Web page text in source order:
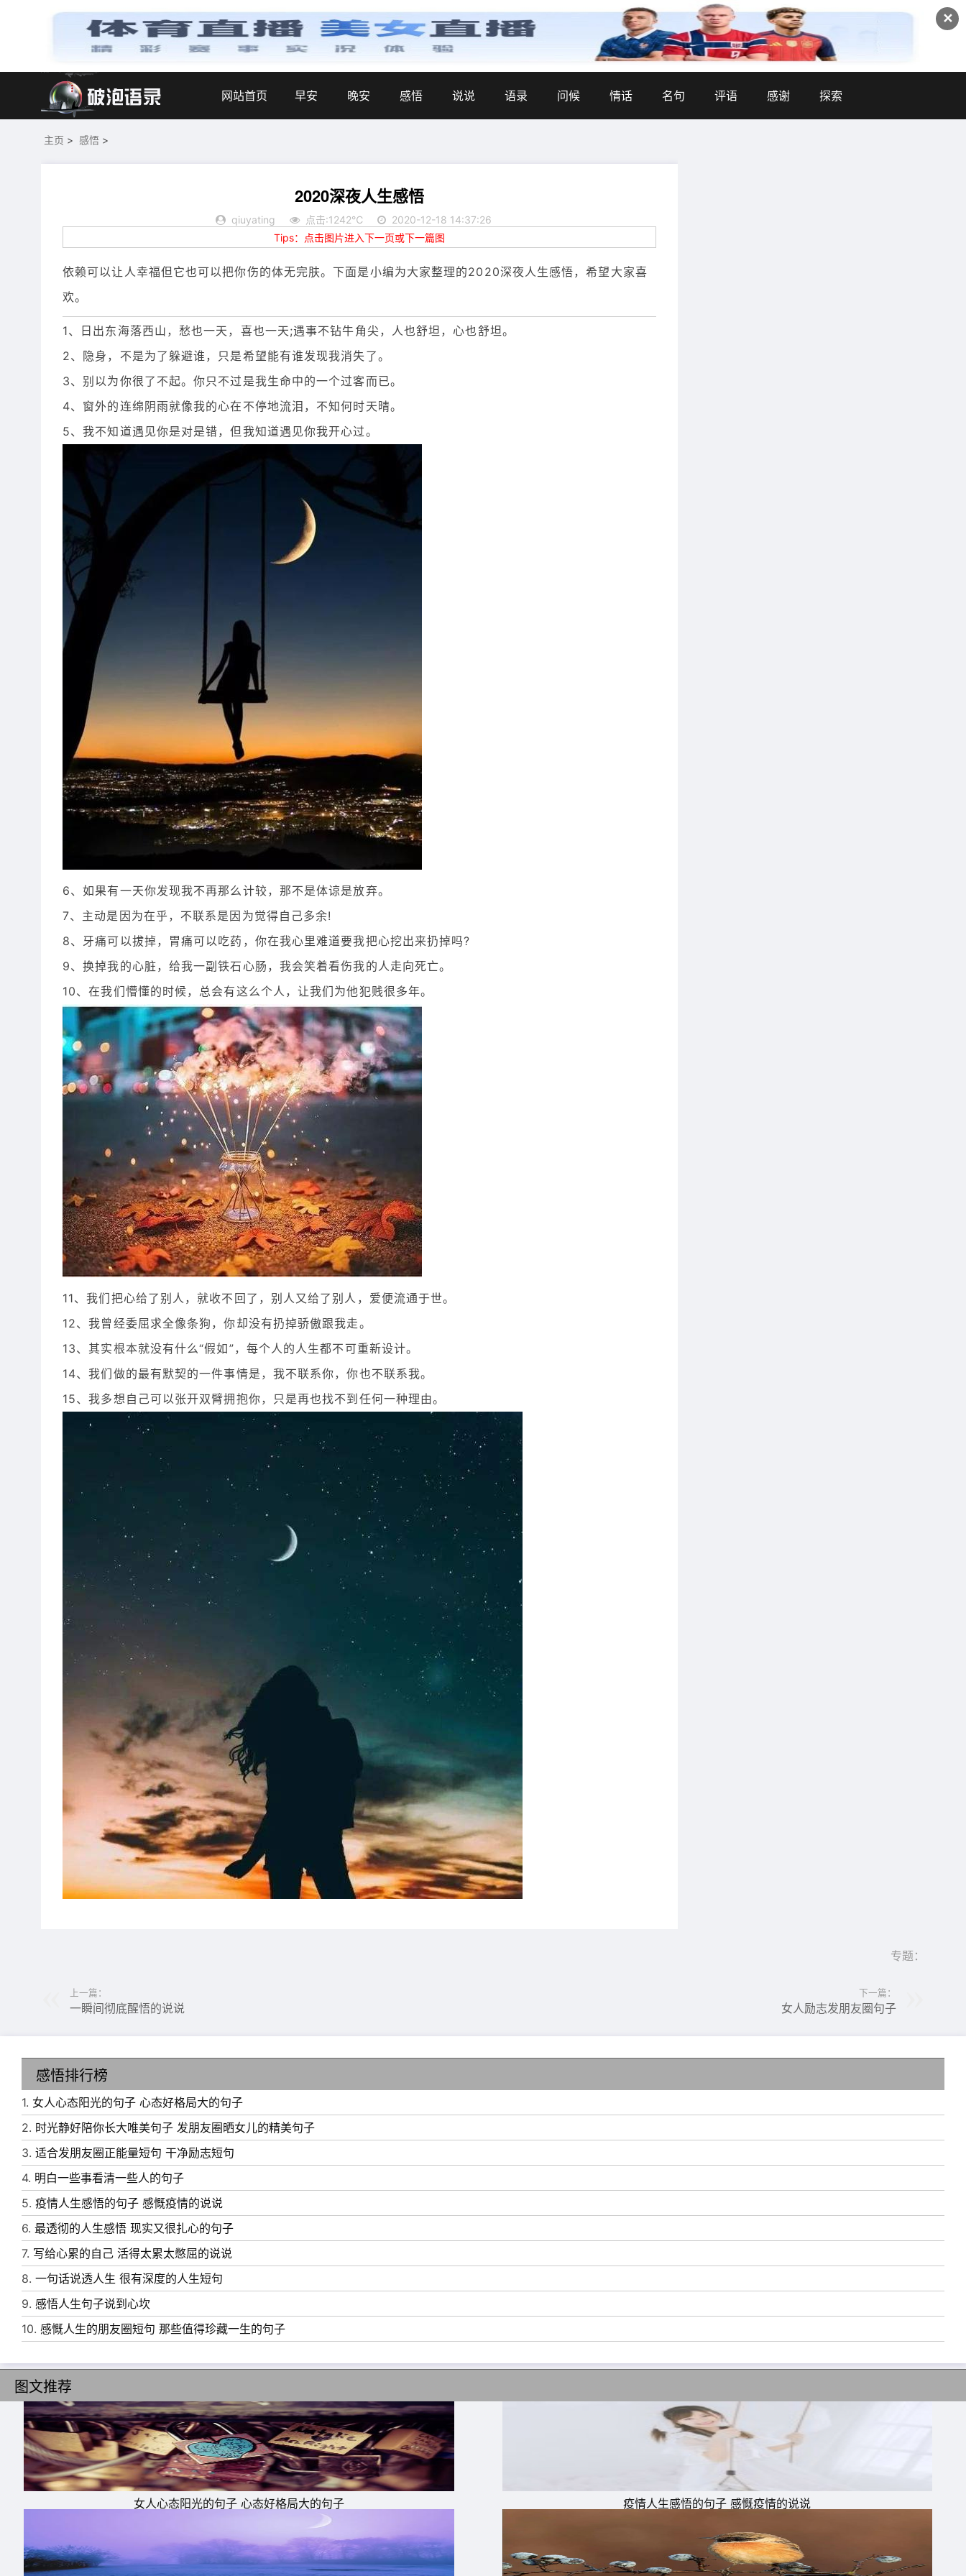
✕
网站首页 早安 晚安 感悟 说说 语录 问候 情话 名句 评语 感谢 探索
主页 > 感悟 >
2020深夜人生感悟
qiuyating 点击:1242℃
2020-12-18 14:37:26
Tips：点击图片进入下一页或下一篇图
依赖可以让人幸福但它也可以把你伤的体无完肤。下面是小编为大家整理的2020深夜人生感悟，希望大家喜
欢。
1、日出东海落西山，愁也一天，喜也一天;遇事不钻牛角尖，人也舒坦，心也舒坦。
2、隐身，不是为了躲避谁，只是希望能有谁发现我消失了。
3、别以为你很了不起。你只不过是我生命中的一个过客而已。
4、窗外的连绵阴雨就像我的心在不停地流泪，不知何时天晴。
5、我不知道遇见你是对是错，但我知道遇见你我开心过。
6、如果有一天你发现我不再那么计较，那不是体谅是放弃。
7、主动是因为在乎，不联系是因为觉得自己多余!
8、牙痛可以拔掉，胃痛可以吃药，你在我心里难道要我把心挖出来扔掉吗?
9、换掉我的心脏，给我一副铁石心肠，我会笑着看伤我的人走向死亡。
10、在我们懵懂的时候，总会有这么个人，让我们为他犯贱很多年。
11、我们把心给了别人，就收不回了，别人又给了别人，爱便流通于世。
12、我曾经委屈求全像条狗，你却没有扔掉骄傲跟我走。
13、其实根本就没有什么“假如”，每个人的人生都不可重新设计。
14、我们做的最有默契的一件事情是，我不联系你，你也不联系我。
15、我多想自己可以张开双臂拥抱你，只是再也找不到任何一种理由。
专题：
上一篇：
一瞬间彻底醒悟的说说
下一篇：
女人励志发朋友圈句子
感悟排行榜
1. 女人心态阳光的句子 心态好格局大的句子
2. 时光静好陪你长大唯美句子 发朋友圈晒女儿的精美句子
3. 适合发朋友圈正能量短句 干净励志短句
4. 明白一些事看清一些人的句子
5. 疫情人生感悟的句子 感慨疫情的说说
6. 最透彻的人生感悟 现实又很扎心的句子
7. 写给心累的自己 活得太累太憋屈的说说
8. 一句话说透人生 很有深度的人生短句
9. 感悟人生句子说到心坎
10. 感慨人生的朋友圈短句 那些值得珍藏一生的句子
图文推荐
女人心态阳光的句子 心态好格局大的句子 疫情人生感悟的句子 感慨疫情的说说